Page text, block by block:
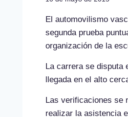
El automovilismo
segunda prueba
organización de la
La carrera se disputa
llegada en el alto
Las verificaciones se
realizar la asistencia